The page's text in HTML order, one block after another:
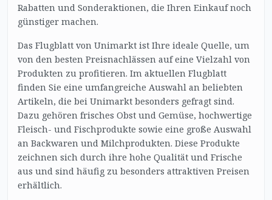
Rabatten und Sonderaktionen, die Ihren Einkauf noch
günstiger machen.
Das Flugblatt von Unimarkt ist Ihre ideale Quelle, um
von den besten Preisnachlässen auf eine Vielzahl von
Produkten zu profitieren. Im aktuellen Flugblatt
finden Sie eine umfangreiche Auswahl an beliebten
Artikeln, die bei Unimarkt besonders gefragt sind.
Dazu gehören frisches Obst und Gemüse, hochwertige
Fleisch- und Fischprodukte sowie eine große Auswahl
an Backwaren und Milchprodukten. Diese Produkte
zeichnen sich durch ihre hohe Qualität und Frische
aus und sind häufig zu besonders attraktiven Preisen
erhältlich.